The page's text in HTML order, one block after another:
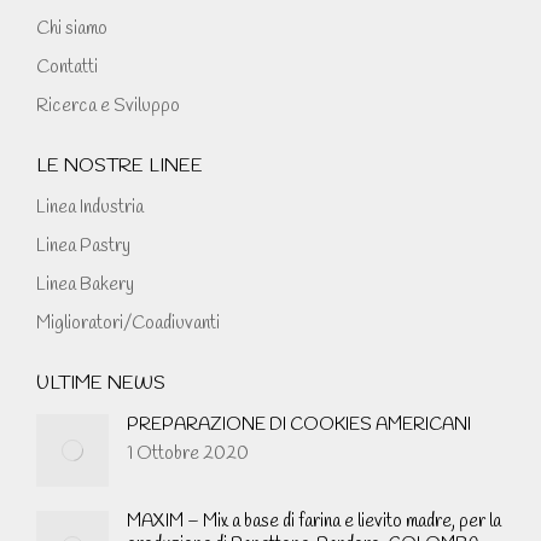
Chi siamo
Contatti
Ricerca e Sviluppo
LE NOSTRE LINEE
Linea Industria
Linea Pastry
Linea Bakery
Miglioratori/Coadiuvanti
ULTIME NEWS
PREPARAZIONE DI COOKIES AMERICANI
1 Ottobre 2020
MAXIM – Mix a base di farina e lievito madre, per la